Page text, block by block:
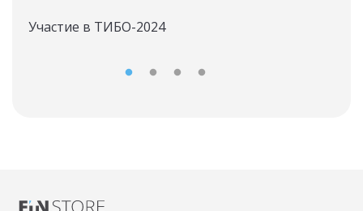
Участие в ТИБО-2024